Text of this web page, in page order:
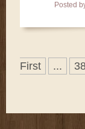
Posted
First
...